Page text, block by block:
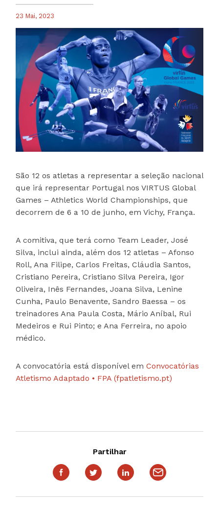
23 Mai, 2023
São 12 os atletas a representar a seleção nacional
que irá representar Portugal nos VIRTUS Global
Games – Athletics World Championships, que
decorrem de 6 a 10 de junho, em Vichy, França.
A comitiva, que terá como Team Leader, José
Silva, inclui ainda, além dos 12 atletas – Afonso
Roll, Ana Filipe, Carlos Freitas, Cláudia Santos,
Cristiano Pereira, Cristiano Silva Pereira, Igor
Oliveira, Inês Fernandes, Joana Silva, Lenine
Cunha, Paulo Benavente, Sandro Baessa – os
treinadores Ana Paula Costa, Mário Aníbal, Rui
Medeiros e Rui Pinto; e Ana Ferreira, no apoio
médico.
A convocatória está disponível em Convocatórias
Atletismo Adaptado • FPA (fpatletismo.pt)
Partilhar